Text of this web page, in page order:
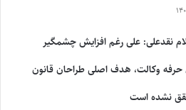
نقدعلی: علی رغم افزایش چشمگیر
وکالت، هدف اصلی طراحان قانون
نشده است